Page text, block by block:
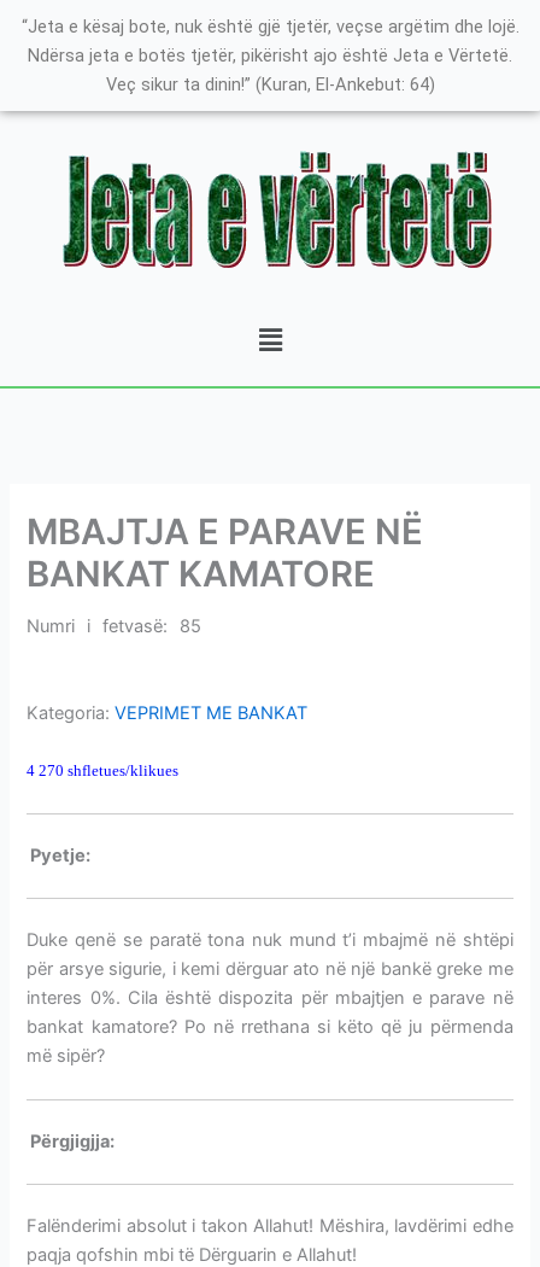
“Jeta e kësaj bote, nuk është gjë tjetër, veçse argëtim dhe lojë.
Ndërsa jeta e botës tjetër, pikërisht ajo është Jeta e Vërtetë.
Veç sikur ta dinin!” (Kuran, El-Ankebut: 64)
Menu
MBAJTJA E PARAVE NË
BANKAT KAMATORE
Numri i fetvasë: 85
Kategoria:VEPRIMET ME BANKAT
4 270 shfletues/klikues
Pyetje:
Duke qenë se paratë tona nuk mund t’i mbajmë në shtëpi
për arsye sigurie, i kemi dërguar ato në një bankë greke me
interes 0%. Cila është dispozita për mbajtjen e parave në
bankat kamatore? Po në rrethana si këto që ju përmenda
më sipër?
Përgjigjja:
Falënderimi absolut i takon Allahut! Mëshira, lavdërimi edhe
paqja qofshin mbi të Dërguarin e Allahut!
K
a
e
i
m